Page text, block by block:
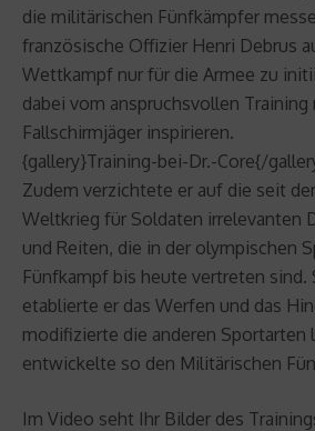
die militärischen Fünfkämpfer
französische Offizier Henri Debrus
Wettkampf nur für die Armee zu
dabei vom anspruchsvollen Training
Fallschirmjäger inspirieren.
{gallery}Training-bei-Dr.-Core{/
Zudem verzichtete er auf die seit
Weltkrieg für Soldaten irrelevanten
und Reiten, die in der olympischen
Fünfkampf bis heute vertreten sind.
etablierte er das Werfen und das
modifizierte die anderen Sportarten
entwickelte so den Militärischen
Im Video seht Ihr Bilder des